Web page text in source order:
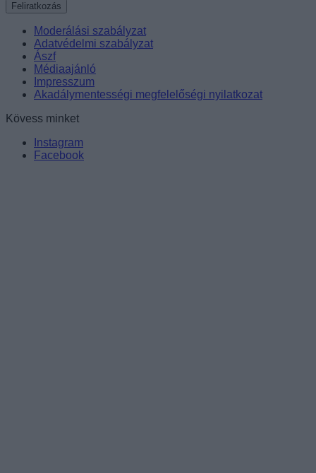
Feliratkozás
Moderálási szabályzat
Adatvédelmi szabályzat
Ászf
Médiaajánló
Impresszum
Akadálymentességi megfelelőségi nyilatkozat
Kövess minket
Instagram
Facebook